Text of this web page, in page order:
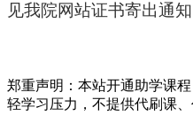
见我院网站证书寄出通知
郑重声明：本站开通助学课
轻学习压力，不提供代刷课、